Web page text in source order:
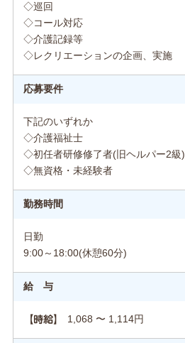
◇巡回
◇コール対応
◇介護記録等
◇レクリエーションの企画、実施
応募要件
下記のいずれか
◇介護福祉士
◇初任者研修修了者(旧ヘルパー2級)
◇無資格・未経験者
勤務時間
日勤
9:00～18:00(休憩60分)
給 与
【時給】 1,068 〜 1,114円